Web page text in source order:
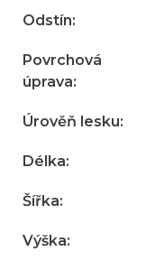
Odstín:
Povrchová
úprava:
Úrověň lesku:
Délka:
Šířka:
Výška: